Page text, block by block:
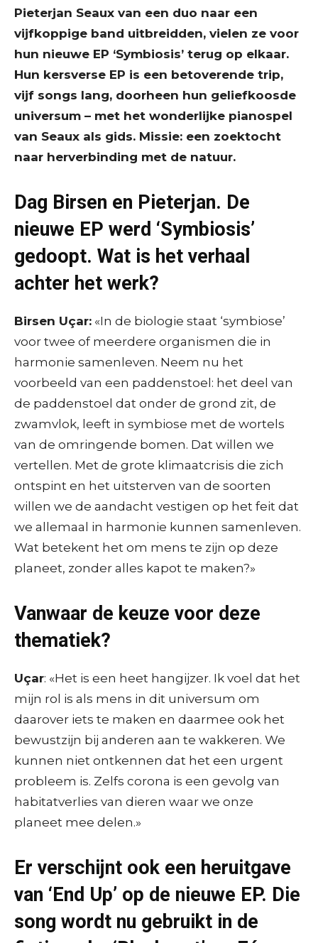
Pieterjan Seaux van een duo naar een
vijfkoppige band uitbreidden, vielen ze voor
hun nieuwe EP ‘Symbiosis’ terug op elkaar.
Hun kersverse EP is een betoverende trip,
vijf songs lang, doorheen hun geliefkoosde
universum – met het wonderlijke pianospel
van Seaux als gids. Missie: een zoektocht
naar herverbinding met de natuur.
Dag Birsen en Pieterjan. De
nieuwe EP werd ‘Symbiosis’
gedoopt. Wat is het verhaal
achter het werk?
Birsen Uçar: «In de biologie staat ‘symbiose’
voor twee of meerdere organismen die in
harmonie samenleven. Neem nu het
voorbeeld van een paddenstoel: het deel van
de paddenstoel dat onder de grond zit, de
zwamvlok, leeft in symbiose met de wortels
van de omringende bomen. Dat willen we
vertellen. Met de grote klimaatcrisis die zich
ontspint en het uitsterven van de soorten
willen we de aandacht vestigen op het feit dat
we allemaal in harmonie kunnen samenleven.
Wat betekent het om mens te zijn op deze
planeet, zonder alles kapot te maken?»
Vanwaar de keuze voor deze
thematiek?
Uçar: «Het is een heet hangijzer. Ik voel dat het
mijn rol is als mens in dit universum om
daarover iets te maken en daarmee ook het
bewustzijn bij anderen aan te wakkeren. We
kunnen niet ontkennen dat het een urgent
probleem is. Zelfs corona is een gevolg van
habitatverlies van dieren waar we onze
planeet mee delen.»
Er verschijnt ook een heruitgave
van ‘End Up’ op de nieuwe EP. Die
song wordt nu gebruikt in de